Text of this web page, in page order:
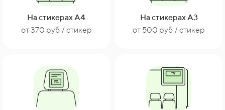
На стикерах А4
от 370 руб / стикер
На стикерах А3
от 500 руб / стикер